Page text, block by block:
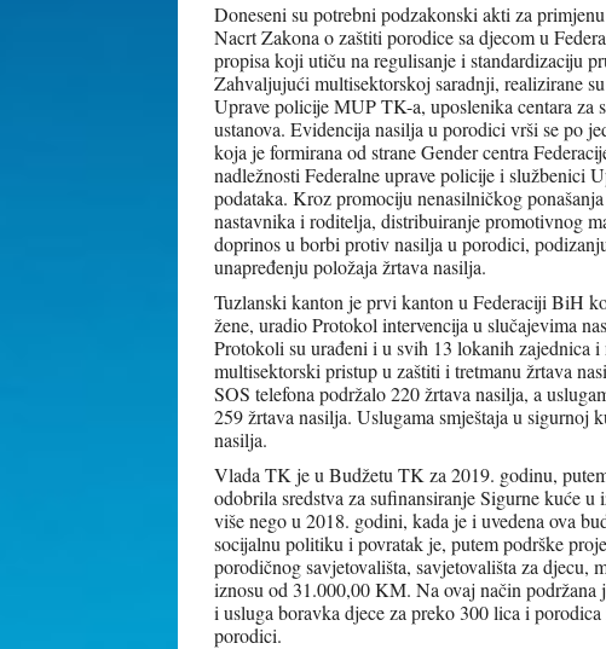
Doneseni su potrebni podzakonski akti za
Nacrt Zakona o zaštiti porodice sa djecom u
propisa koji utiču na regulisanje i standardizaciju
Zahvaljujući multisektorskoj saradnji, realizirane
Uprave policije MUP TK-a, uposlenika centara za
ustanova. Evidencija nasilja u porodici vrši se po
koja je formirana od strane Gender centra
nadležnosti Federalne uprave policije i službenici
podataka. Kroz promociju nenasilničkog
nastavnika i roditelja, distribuiranje promotivnog
doprinos u borbi protiv nasilja u porodici,
unapređenju položaja žrtava nasilja.
Tuzlanski kanton je prvi kanton u Federaciji BiH
žene, uradio Protokol intervencija u slučajevima
Protokoli su urađeni i u svih 13 lokanih zajednica i
multisektorski pristup u zaštiti i tretmanu žrtava
SOS telefona podržalo 220 žrtava nasilja, a
259 žrtava nasilja. Uslugama smještaja u sigurnoj
nasilja.
Vlada TK je u Budžetu TK za 2019. godinu,
odobrila sredstva za sufinansiranje Sigurne kuće
više nego u 2018. godini, kada je i uvedena ova
socijalnu politiku i povratak je, putem podrške
porodičnog savjetovališta, savjetovališta za djecu,
iznosu od 31.000,00 KM. Na ovaj način podržana
i usluga boravka djece za preko 300 lica i
porodici.